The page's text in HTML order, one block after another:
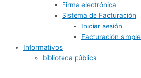
Firma electrónica
Sistema de Facturación
Iniciar sesión
Facturación simple
Informativos
biblioteca pública